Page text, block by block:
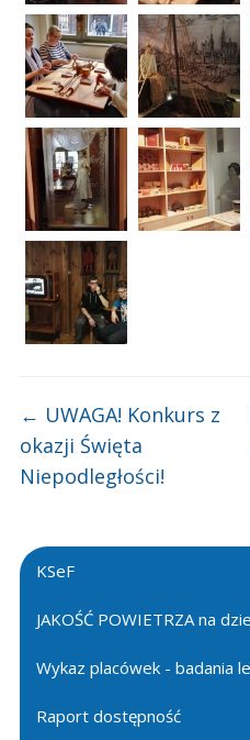
KSeF
JAKOŚĆ POWIETRZA na
Wykaz placówek - badania
Raport dostępność
← UWAGA! Konkurs z
okazji Święta
Niepodległości!